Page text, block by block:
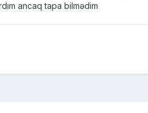
ancaq tapa bilmədim